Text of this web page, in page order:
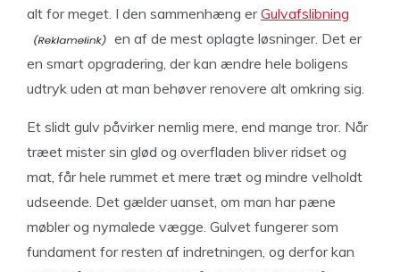
alt for meget. I den sammenhæng erGulvafslibning
en af de mest oplagte løsninger. Det er
en smart opgradering, der kan ændre hele boligens
udtryk uden at man behøver renovere alt omkring sig.
Et slidt gulv påvirker nemlig mere, end mange tror. Når
træet mister sin glød og overfladen bliver ridset og
mat, får hele rummet et mere træt og mindre velholdt
udseende. Det gælder uanset, om man har pæne
møbler og nymalede vægge. Gulvet fungerer som
fundament for resten af indretningen, og derfor kan